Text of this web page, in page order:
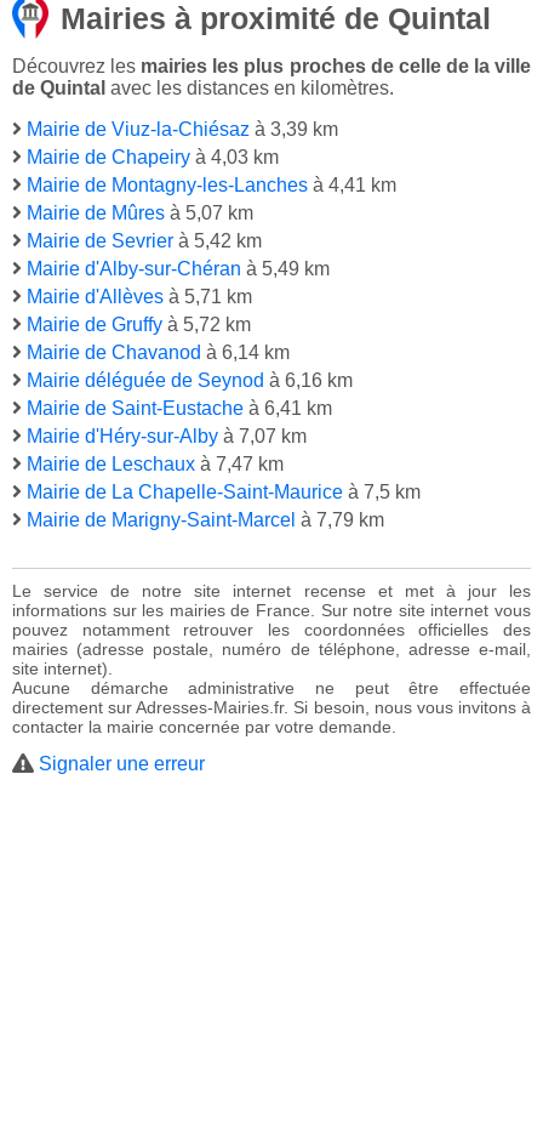
Mairies à proximité de Quintal
Découvrez les mairies les plus proches de celle de la ville
de Quintal avec les distances en kilomètres.
Mairie de Viuz-la-Chiésaz à 3,39 km
Mairie de Chapeiry à 4,03 km
Mairie de Montagny-les-Lanches à 4,41 km
Mairie de Mûres à 5,07 km
Mairie de Sevrier à 5,42 km
Mairie d'Alby-sur-Chéran à 5,49 km
Mairie d'Allèves à 5,71 km
Mairie de Gruffy à 5,72 km
Mairie de Chavanod à 6,14 km
Mairie déléguée de Seynod à 6,16 km
Mairie de Saint-Eustache à 6,41 km
Mairie d'Héry-sur-Alby à 7,07 km
Mairie de Leschaux à 7,47 km
Mairie de La Chapelle-Saint-Maurice à 7,5 km
Mairie de Marigny-Saint-Marcel à 7,79 km
Le service de notre site internet recense et met à jour les
informations sur les mairies de France. Sur notre site internet vous
pouvez notamment retrouver les coordonnées officielles des
mairies (adresse postale, numéro de téléphone, adresse e-mail,
site internet).
Aucune démarche administrative ne peut être effectuée
directement sur Adresses-Mairies.fr. Si besoin, nous vous invitons à
contacter la mairie concernée par votre demande.
Signaler une erreur